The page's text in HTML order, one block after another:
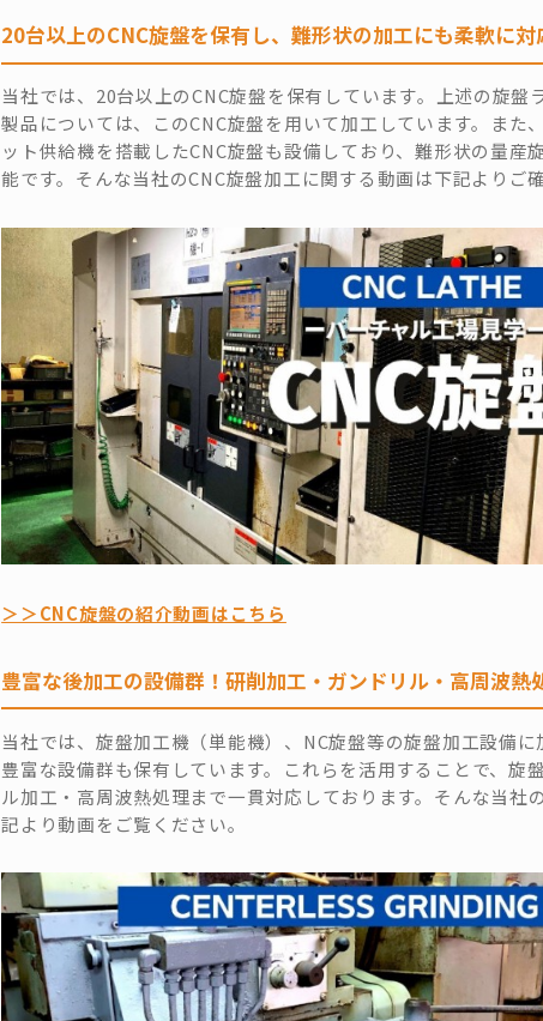
20台以上のCNC旋盤を保有し、難形状の加工にも柔軟に対
当社では、20台以上のCNC旋盤を保有しています。上述の旋盤
製品については、このCNC旋盤を用いて加工しています。また
ット供給機を搭載したCNC旋盤も設備しており、難形状の量産
能です。そんな当社のCNC旋盤加工に関する動画は下記よりご
＞＞CNC旋盤の紹介動画はこちら
豊富な後加工の設備群！研削加工・ガンドリル・高周波熱
当社では、旋盤加工機（単能機）、NC旋盤等の旋盤加工設備
豊富な設備群も保有しています。これらを活用することで、旋
ル加工・高周波熱処理まで一貫対応しております。そんな当社
記より動画をご覧ください。